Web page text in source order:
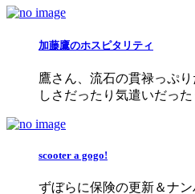
加藤鷹のホスピタリティ
鷹さん、流石の貫禄っぷ
しさだったり気遣いだっ
scooter a gogo!
ずぼらに保険の更新＆ナ